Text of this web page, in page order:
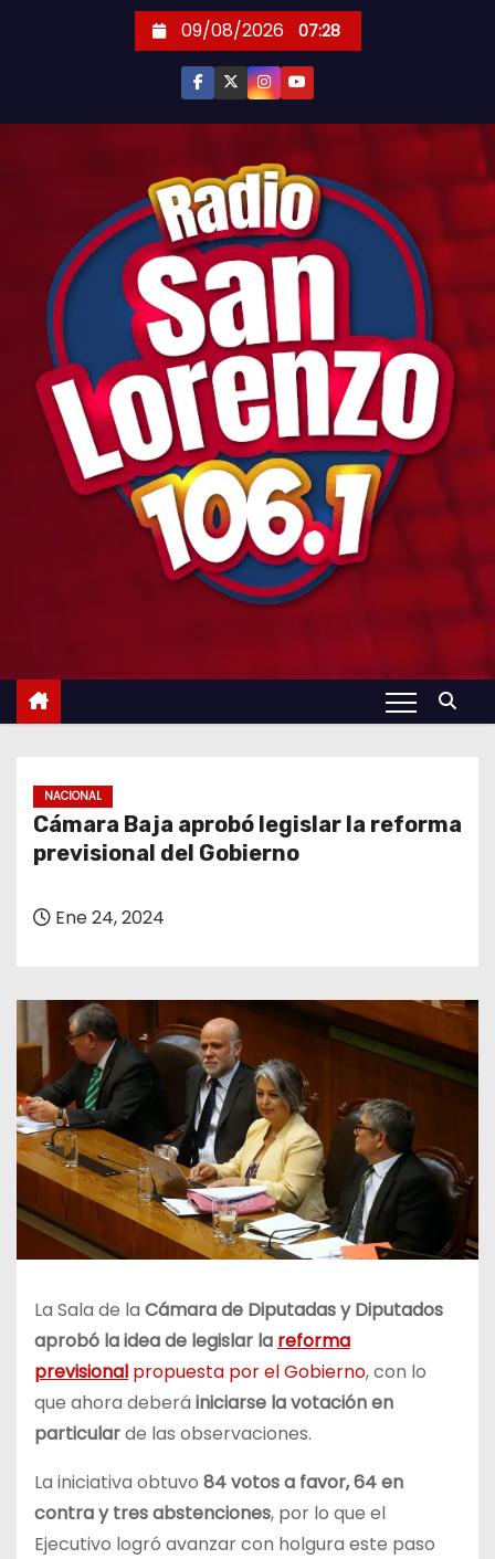
09/08/2026 07:28
NACIONAL
Cámara Baja aprobó legislar la reforma
previsional del Gobierno
Ene 24, 2024
La Sala de la Cámara de Diputadas y Diputados
aprobó la idea de legislar la reforma
previsional propuesta por el Gobierno, con lo
que ahora deberá iniciarse la votación en
particularde las observaciones.
La iniciativa obtuvo 84 votos a favor, 64 en
contra y tres abstenciones, por lo que el
Ejecutivo logró avanzar con holgura este paso